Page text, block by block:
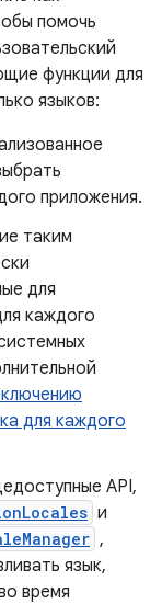
помочь
функции для
языков:
приложения.
таким
для
каждого
для каждого
API,
и
,
язык,
время